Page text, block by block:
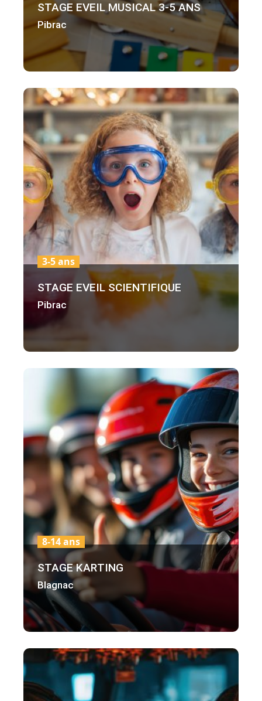
STAGE EVEIL MUSICAL 3-5 ANS
Pibrac
STAGE EVEIL SCIENTIFIQUE
Pibrac
3-5 ans
STAGE KARTING
Blagnac
8-14 ans